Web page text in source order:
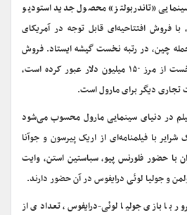
«تاندربولتز» محصول جدید استودیو
فروش افتتاحیه‌ای قابل توجه در آمریکای
چین، در رتبه نخست گیشه ایستاد. فروش
جهانی این فیلم در سه روز نخست از مرز ۱۵۰ میلیون دلار عبور کرده است،
دیگر برای مارول است.
در دنیای سینمایی مارول محسوب می‌شود
با فیلمنامه‌ای از اریک پیرسون و جوآنا
با حضور فلورنس پیو، سباستین استن، وایت
و جولیا لوئی درایفوس در آن حضور دارند.
بازی جولیا لوئی-درایفوس، تعدادی از